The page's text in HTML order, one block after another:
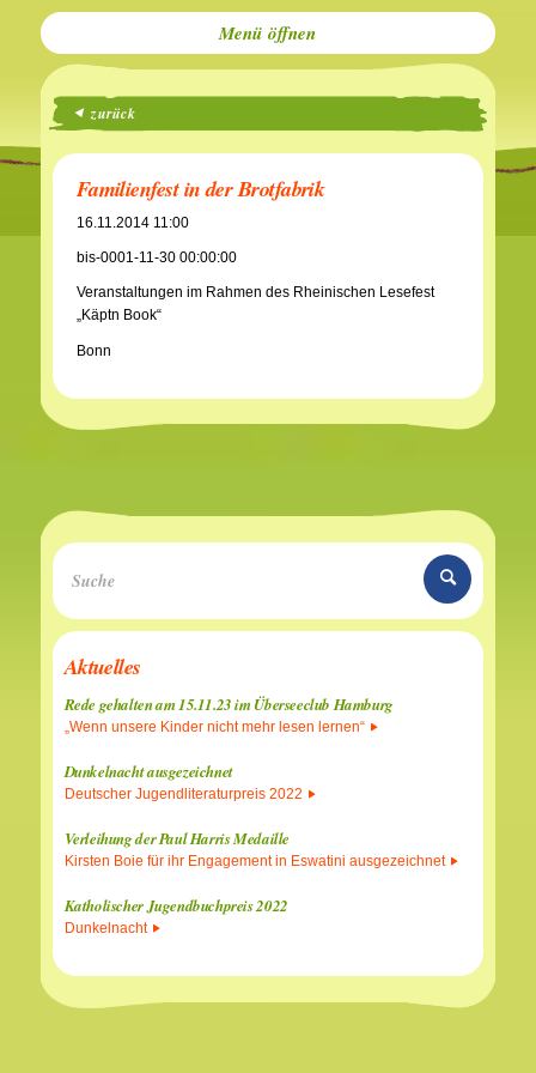
Menü
zurück
Familienfest in der Brotfabrik
16.11.2014 11:00
bis-0001-11-30 00:00:00
Veranstaltungen im Rahmen des Rheinischen Lesefest
„Käptn Book“
Bonn
Aktuelles
Rede gehalten am 15.11.23 im Überseeclub Hamburg
„Wenn unsere Kinder nicht mehr lesen lernen“
Dunkelnacht ausgezeichnet
Deutscher Jugendliteraturpreis 2022
Verleihung der Paul Harris Medaille
Kirsten Boie für ihr Engagement in Eswatini ausgezeichnet
Katholischer Jugendbuchpreis 2022
Dunkelnacht